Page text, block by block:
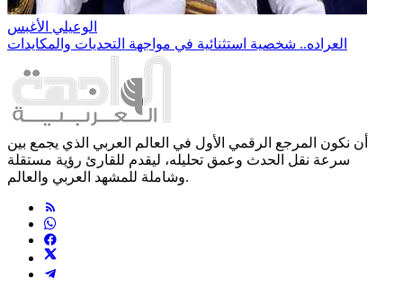
الوعيلي الأغبس
العراده.. شخصية استثنائية في مواجهة التحديات والمكايدات
أن نكون المرجع الرقمي الأول في العالم العربي الذي يجمع بين
سرعة نقل الحدث وعمق تحليله، ليقدم للقارئ رؤية مستقلة
وشاملة للمشهد العربي والعالم.